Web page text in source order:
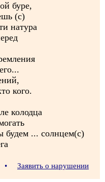
буре,
(c)
натура
кого.
колодца
будем ... солнцем(с)
• Заявить о нарушении